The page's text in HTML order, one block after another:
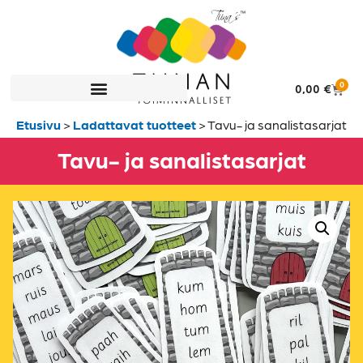
0,00 € 0
Etusivu > Ladattavat tuotteet >Tavu- ja sanalistasarjat
Tavu- ja sanalistasarjat